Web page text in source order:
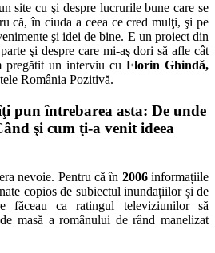
site cu şi despre lucrurile bune care se
că, în ciuda a ceea ce cred mulţi, şi pe
şi idei de bine. E un proiect din
şi despre care mi-aş dori să afle cât
pregătit un interviu cu Florin Ghindă,
România Pozitivă.
pun întrebarea asta: De unde
şi cum ţi-a venit ideea
nevoie. Pentru că în 2006informațiile
copios de subiectul inundațiilor și de
făceau ca ratingul televiziunilor să
masă a românului de rând manelizat